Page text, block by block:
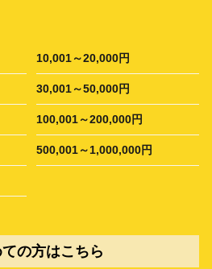
10,001～20,000円
30,001～50,000円
100,001～200,000円
500,001～1,000,000円
の方はこちら